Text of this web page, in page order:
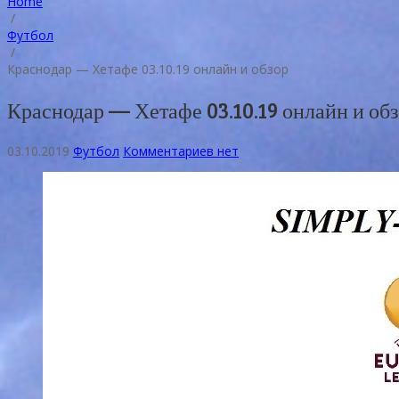
/
Футбол
/
Краснодар — Хетафе 03.10.19 онлайн и обзор
Краснодар — Хетафе 03.10.19 онлайн и
03.10.2019 Футбол Комментариев нет